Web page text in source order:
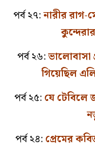
পর্ব ২৭:নারীর
পর্ব ২৬:ভালোবাসা
গিয়েছিল
পর্ব ২৫: যে টেবিলে
পর্ব ২৪: প্রেমের